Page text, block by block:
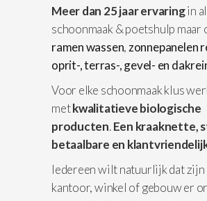
Meer dan 25 jaar ervaringin
schoonmaak & poetshulp maar
ramen wassen, zonnepanelen
oprit-, terras-, gevel- en
Voor elke schoonmaak klus
metkwalitatieve biologische
producten.Een kraaknette,
betaalbare en
Iedereen wilt natuurlijk dat
kantoor, winkel of gebouw er